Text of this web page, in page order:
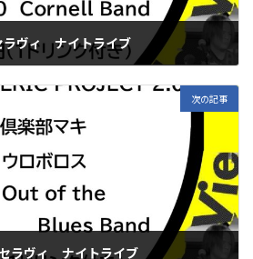
ヴィ ナイトライブ
次の記事
ラヴィ ナイトライブ